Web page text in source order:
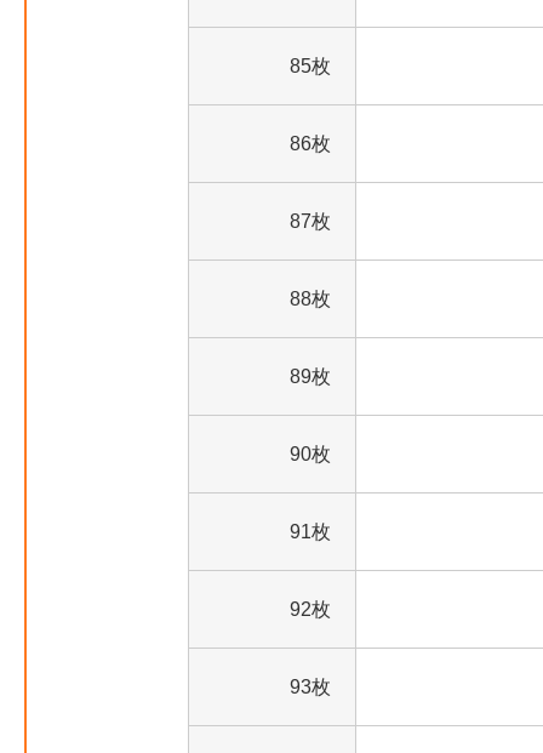
85枚
86枚
87枚
88枚
89枚
90枚
91枚
92枚
93枚